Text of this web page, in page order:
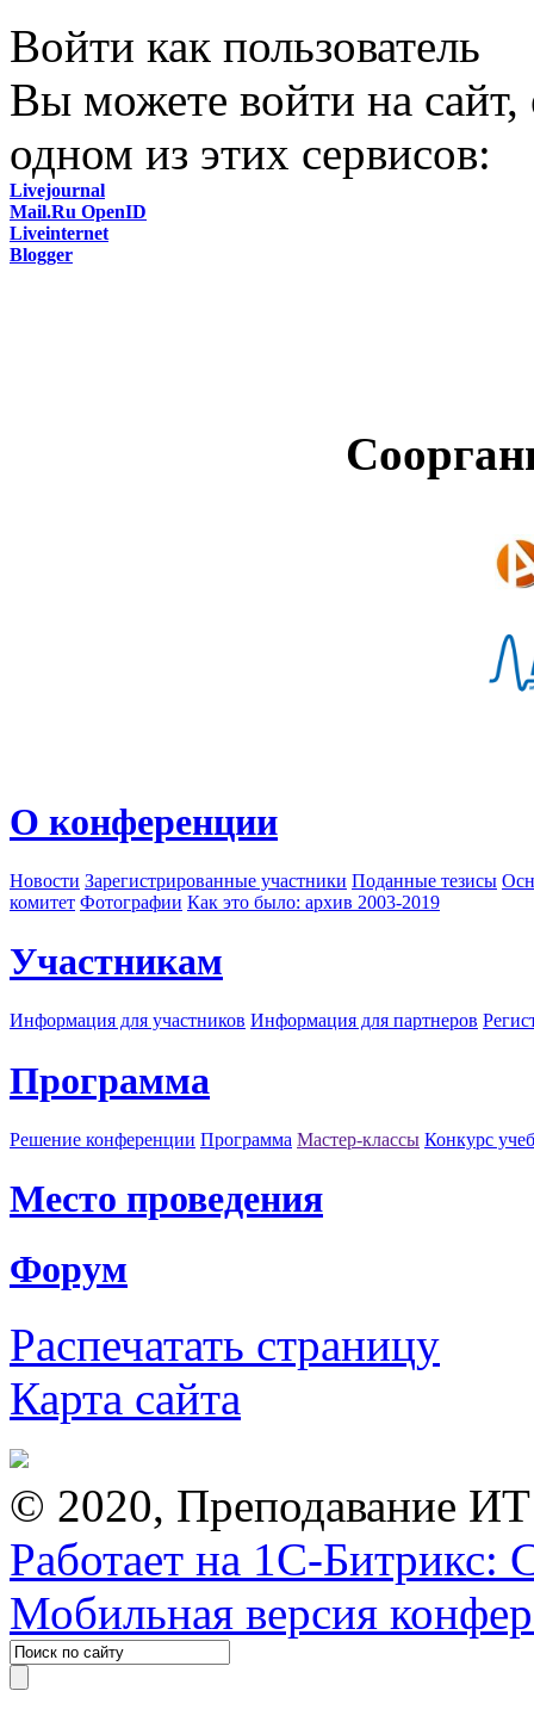
Войти как пользователь
Вы можете войти на сайт,
одном из этих сервисов:
Livejournal
Mail.Ru OpenID
Liveinternet
Blogger
О конференции
Новости Зарегистрированные участники Поданные тезисы
комитет Фотографии Как это было: архив 2003-2019
Участникам
Информация для участников Информация для партнеров
Программа
Решение конференции Программа Мастер-классы Конкурс
Место проведения
Форум
Распечатать страницу
Карта сайта
© 2020, Преподавание
Работает на 1С-Битрикс:
Мобильная версия